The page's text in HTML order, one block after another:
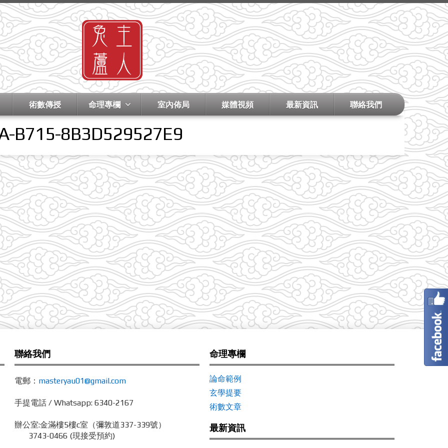
術數傳授 命理專欄 室內佈局 媒體視頻 最新資訊 聯絡我們
B715-8B3D529527E9
聯絡我們
電郵： masteryau01@gmail.com
手提電話 / Whatsapp: 6340-2167
辦公室:金滿樓5樓c室（彌敦道337-339號）
3743-0466 (現接受預約)
命理專欄
論命範例
玄學提要
術數文章
最新資訊